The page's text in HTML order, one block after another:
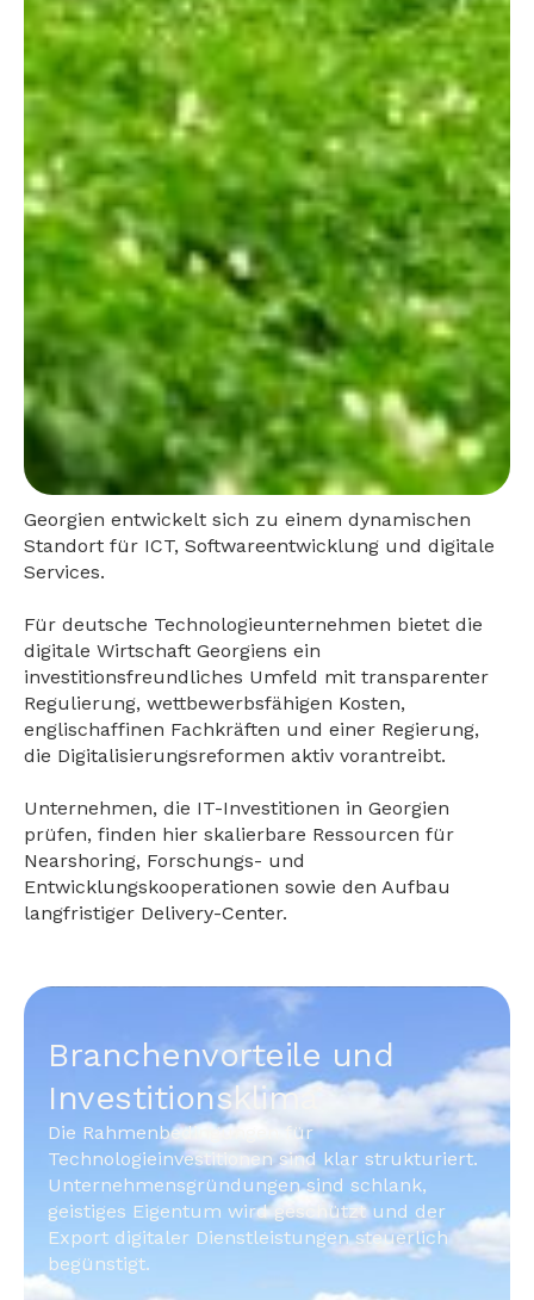
Georgien entwickelt sich zu einem dynamischen
Standort für ICT, Softwareentwicklung und digitale
Services.
Für deutsche Technologieunternehmen bietet die
digitale Wirtschaft Georgiens ein
investitionsfreundliches Umfeld mit transparenter
Regulierung, wettbewerbsfähigen Kosten,
englischaffinen Fachkräften und einer Regierung,
die Digitalisierungsreformen aktiv vorantreibt.
Unternehmen, die IT-Investitionen in Georgien
prüfen, finden hier skalierbare Ressourcen für
Nearshoring, Forschungs- und
Entwicklungskooperationen sowie den Aufbau
langfristiger Delivery-Center.
Branchenvorteile und
Investitionsklima
Die Rahmenbedingungen für
Technologieinvestitionen sind klar strukturiert.
Unternehmensgründungen sind schlank,
geistiges Eigentum wird geschützt und der
Export digitaler Dienstleistungen steuerlich
begünstigt.